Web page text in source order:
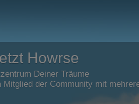
Howrse
Deiner Träume
Mitglied der Community mit